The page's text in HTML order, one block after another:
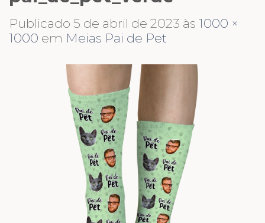
Publicado 5 de abril de 2023 às 1000 ×
1000 em Meias Pai de Pet